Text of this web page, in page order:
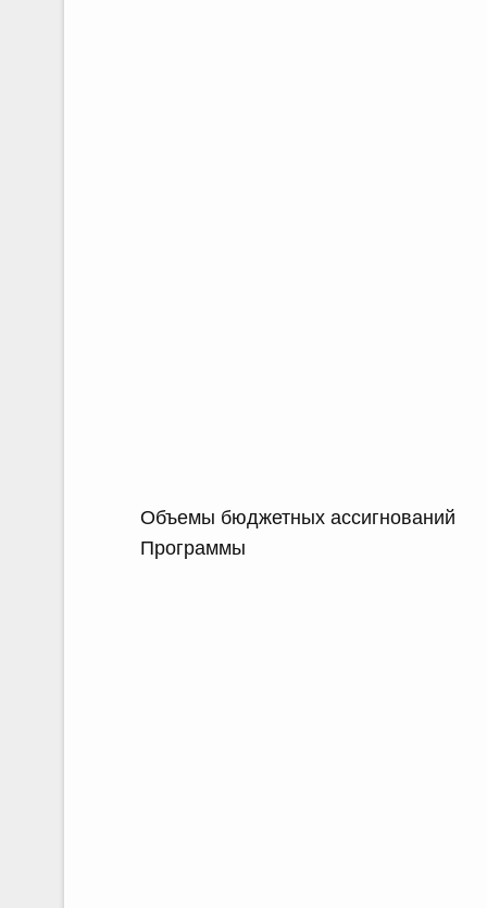
Объемы бюджетных ассигнований
Программы